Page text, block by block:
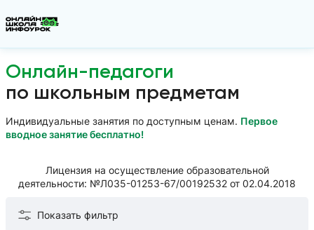
Онлайн-педагоги
по школьным предметам
Индивидуальные занятия по доступным ценам. Первое
вводное занятие бесплатно!
Лицензия на осуществление образовательной
деятельности: №Л035-01253-67/00192532 от 02.04.2018
Показать фильтр